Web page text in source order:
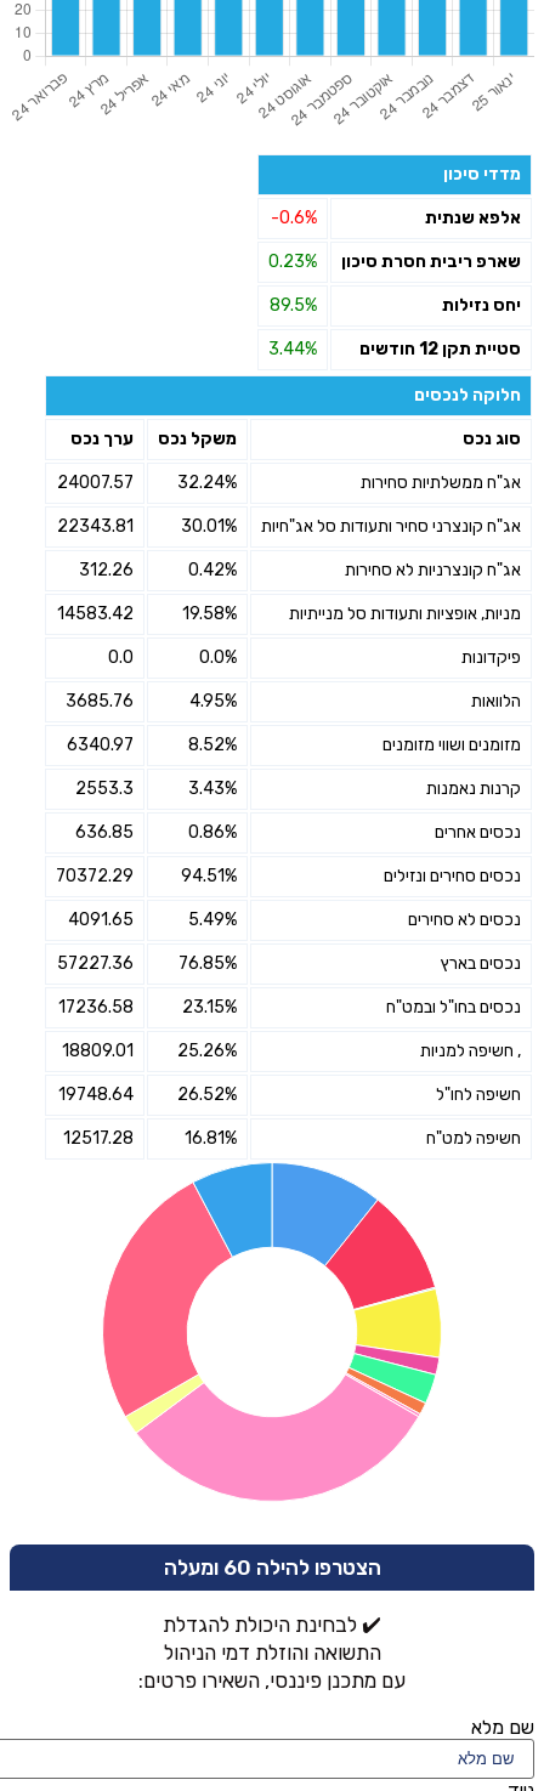
מדדי סיכון
אלפא שנתית -0.6%
שארפ ריבית חסרת סיכון 0.23%
יחס נזילות 89.5%
סטיית תקן 12 חודשים 3.44%
חלוקה לנכסים
סוג נכס משקל נכס ערך נכס
אג"ח ממשלתיות סחירות 32.24%
24007.57
אג"ח קונצרני סחיר ותעודות סל אג"חיות 30.01%
22343.81
אג"ח קונצרניות לא סחירות 0.42%
312.26
מניות, אופציות ותעודות סל מנייתיות 19.58%
14583.42
פיקדונות 0.0%
0.0
הלוואות 4.95%
3685.76
מזומנים ושווי מזומנים 8.52%
6340.97
קרנות נאמנות 3.43%
2553.3
נכסים אחרים 0.86%
636.85
נכסים סחירים ונזילים 94.51%
70372.29
נכסים לא סחירים 5.49%
4091.65
נכסים בארץ 76.85%
57227.36
נכסים בחו"ל ובמט"ח 23.15%
17236.58
, חשיפה למניות 25.26%
18809.01
חשיפה לחו"ל 26.52%
19748.64
חשיפה למט"ח 16.81%
12517.28
הצטרפו להילה 60 ומעלה
✔️ לבחינת היכולת להגדלת
התשואה והוזלת דמי הניהול
עם מתכנן פיננסי, השאירו פרטים:
שם מלא